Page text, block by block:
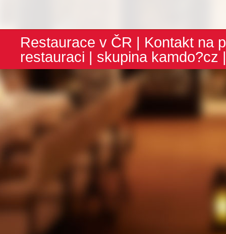
Restaurace v ČR | Kontakt na
restauraci | skupina kamdo?cz |